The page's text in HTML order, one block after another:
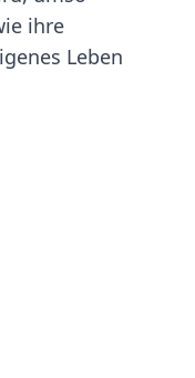
ihre
Leben